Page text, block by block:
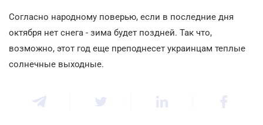
Согласно народному поверью, если в последние дня
октября нет снега - зима будет поздней. Так что,
возможно, этот год еще преподнесет украинцам теплые
солнечные выходные.